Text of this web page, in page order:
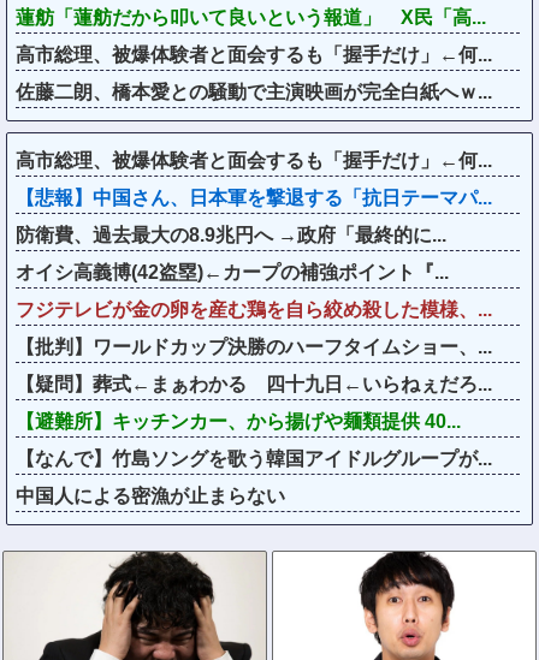
蓮舫「蓮舫だから叩いて良いという報道」 X民「高...
高市総理、被爆体験者と面会するも「握手だけ」←何...
佐藤二朗、橋本愛との騒動で主演映画が完全白紙へｗ...
高市総理、被爆体験者と面会するも「握手だけ」←何...
【悲報】中国さん、日本軍を撃退する「抗日テーマパ...
防衛費、過去最大の8.9兆円へ →政府「最終的に...
オイシ高義博(42盗塁)←カープの補強ポイント『...
フジテレビが金の卵を産む鶏を自ら絞め殺した模様、...
【批判】ワールドカップ決勝のハーフタイムショー、...
【疑問】葬式←まぁわかる 四十九日←いらねぇだろ...
【避難所】キッチンカー、から揚げや麺類提供 40...
【なんで】竹島ソングを歌う韓国アイドルグループが...
中国人による密漁が止まらない